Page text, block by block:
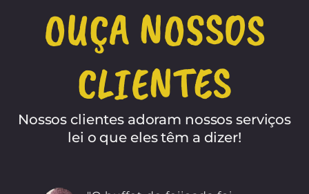
OUÇA NOSSOS
CLIENTES
Nossos clientes adoram nossos serviços
lei o que eles têm a dizer!